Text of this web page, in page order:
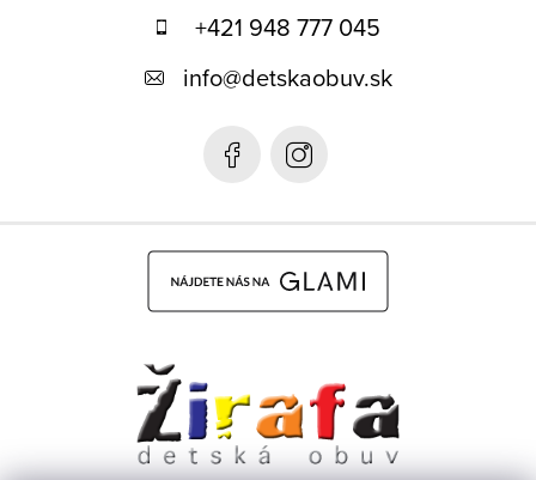
+421 948 777 045
info@detskaobuv.sk